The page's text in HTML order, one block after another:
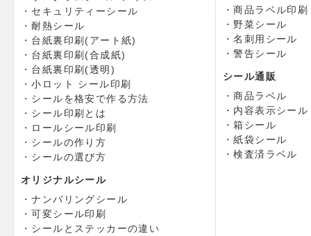
セキュリティーシール
耐熱シール
台紙裏印刷(アート紙)
台紙裏印刷(合成紙)
台紙裏印刷(透明)
小ロット シール印刷
シールを格安で作る方法
シール印刷とは
ロールシール印刷
シールの作り方
シールの選び方
オリジナルシール
ナンバリングシール
可変シール印刷
シールとステッカーの違い
商品ラベル印刷
野菜シール
名刺用シール
警告シール
シール通販
商品ラベル
内容表示シール
箱シール
紙袋シール
検査済ラベル